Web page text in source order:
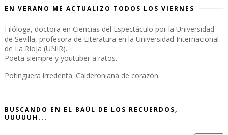
EN VERANO ME ACTUALIZO TODOS LOS VIERNES
Filóloga, doctora en Ciencias del Espectáculo por la Universidad
de Sevilla, profesora de Literatura en la Universidad Internacional
de La Rioja (UNIR).
Poeta siempre y youtuber a ratos.
Potinguera irredenta. Calderoniana de corazón.
BUSCANDO EN EL BAÚL DE LOS RECUERDOS,
UUUUUH...